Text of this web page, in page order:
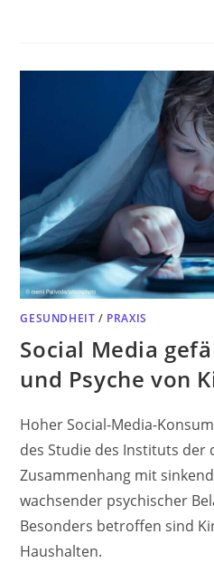
GESUNDHEIT / PRAXIS
Social Media
und Psyche von
Hoher Social-Media-
des Studie des Instituts der
Zusammenhang mit
wachsender psychischer
Besonders betroffen sind
Haushalten.